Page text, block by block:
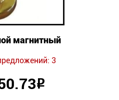
магнитный
3
Р